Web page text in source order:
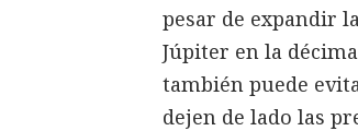
pesar de expandir
Júpiter en la
también puede
dejen de lado las